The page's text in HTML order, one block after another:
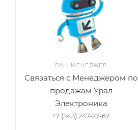
ВАШ МЕНЕДЖЕР
Связаться с Менеджером по
продажам Урал
Электроника
+7 (343) 247-27-67